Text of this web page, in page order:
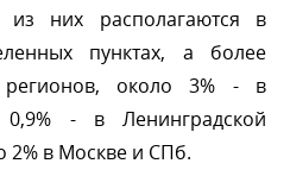
из них располагаются
пунктах, а более
регионов, около 3% -
0,9% - в Ленинградской
2% в Москве и СПб.